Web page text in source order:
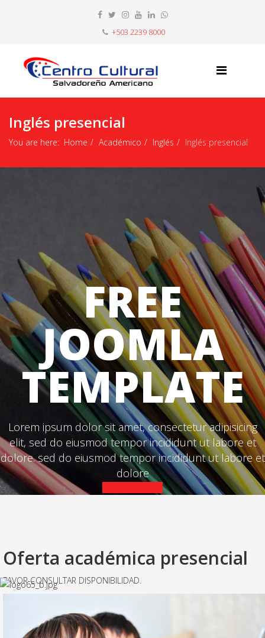
+503 2239 8000
Inglés presencial
You are here: Home Académico Inglés Inglés presencial
FREE
JOOMLA
TEMPLATE
Lorem ipsum dolor sit amet, consectetur adipisicing
elit, sed do eiusmod tempor incididunt ut labore et
dolore. sed do eiusmod tempor incididunt ut labore et
dolore
Oferta académica presencial
FAVOR CONSULTAR DISPONIBILIDAD.